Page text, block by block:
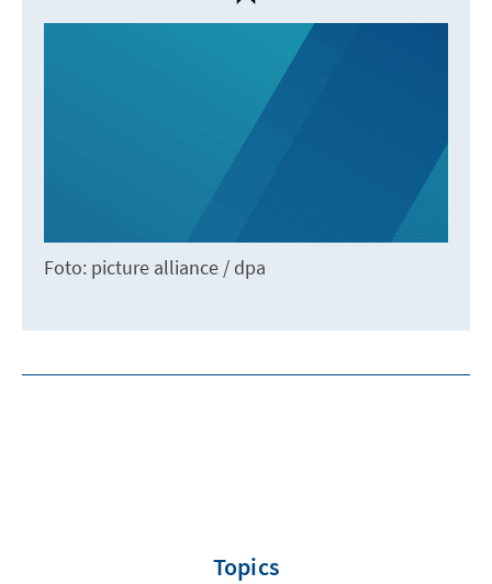
Foto: picture alliance / dpa
Topics